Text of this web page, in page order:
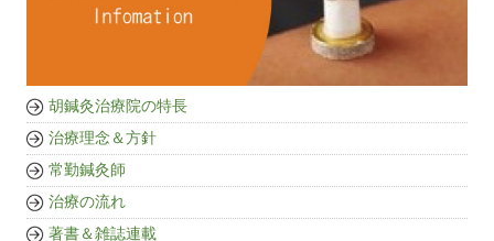
胡鍼灸治療院の特長
治療理念＆方針
常勤鍼灸師
治療の流れ
著書＆雑誌連載